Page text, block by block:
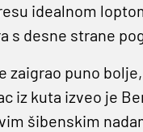
idealnom
s desne strane
zaigrao puno
iz kuta izveo je
šibenskim